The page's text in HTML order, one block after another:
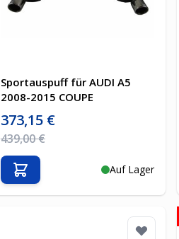
Sportauspuff für AUDI A5
2008-2015 COUPE
Sonderpreis
373,15 €
Regulärer Preis
439,00 €
Auf Lager
In den Warenkorb